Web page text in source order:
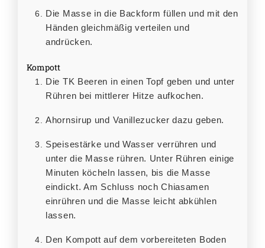
Die Masse in die Backform füllen und mit den
Händen gleichmäßig verteilen und
andrücken.
Kompott
Die TK Beeren in einen Topf geben und unter
Rühren bei mittlerer Hitze aufkochen.
Ahornsirup und Vanillezucker dazu geben.
Speisestärke und Wasser verrühren und
unter die Masse rühren. Unter Rühren einige
Minuten köcheln lassen, bis die Masse
eindickt. Am Schluss noch Chiasamen
einrühren und die Masse leicht abkühlen
lassen.
Den Kompott auf dem vorbereiteten Boden